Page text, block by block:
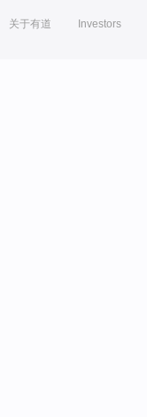
关于有道 Investors